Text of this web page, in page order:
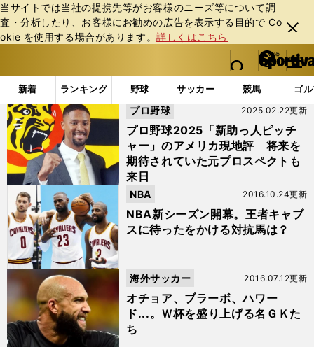
当サイトでは当社の提携先等がお客様のニーズ等について調
査・分析したり、お客様にお勧めの広告を表⽰する⽬的で Co
okie を使⽤する場合があります。詳しくはこちら
閉じ
る
web Sportiva (webスポルティーバ)
検索
マイペ
ー
ジ
メニュ
新着 ランキング 野球 サッカー 競馬 ゴ
b
ス
ポ
ル
テ
ィ
ー
バ
「#ハワード」の最新ニュース・ 情報
プロ野球2025「新助っ人ピッチ
ャー」のアメリカ現地評 将来を
期待されていた元プロスペクトも
来日
2025.02.22更新
プロ野球
NBA新シーズン開幕。王者キャブ
スに待ったをかける対抗馬は？
2016.10.24更新
NBA
オチョア、ブラーボ、ハワー
ド...。Ｗ杯を盛り上げる名ＧＫた
ち
2016.07.12更新
海外サッカー